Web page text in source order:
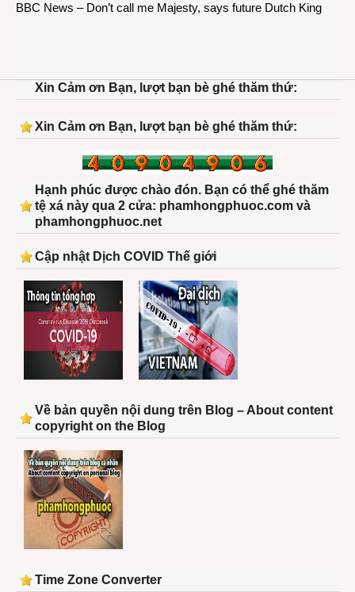
BBC News – Don’t call me Majesty, says future Dutch King
Xin Cảm ơn Bạn, lượt bạn bè ghé thăm thứ:
Xin Cảm ơn Bạn, lượt bạn bè ghé thăm thứ:
Hạnh phúc được chào đón. Bạn có thể ghé thăm
tệ xá này qua 2 cửa: phamhongphuoc.com và
phamhongphuoc.net
Cập nhật Dịch COVID Thế giới
Về bản quyền nội dung trên Blog – About content
copyright on the Blog
Time Zone Converter